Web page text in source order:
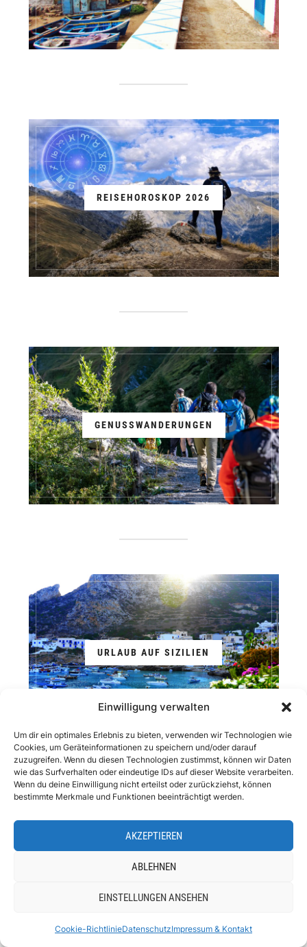
Einwilligung verwalten
Um dir ein optimales Erlebnis zu bieten, verwenden wir Technologien wie
Cookies, um Geräteinformationen zu speichern und/oder darauf
zuzugreifen. Wenn du diesen Technologien zustimmst, können wir Daten
wie das Surfverhalten oder eindeutige IDs auf dieser Website verarbeiten.
Wenn du deine Einwilligung nicht erteilst oder zurückziehst, können
bestimmte Merkmale und Funktionen beeinträchtigt werden.
AKZEPTIEREN
ABLEHNEN
EINSTELLUNGEN ANSEHEN
Cookie-RichtlinieDatenschutzImpressum & Kontakt
REISEHOROSKOP 2026
GENUSSWANDERUNGEN
URLAUB AUF SIZILIEN